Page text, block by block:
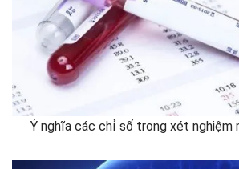
Ý nghĩa các chỉ số trong xét nghiệm